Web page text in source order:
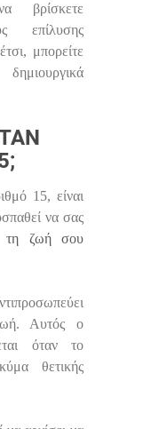
βρίσκετε
επίλυσης
μπορείτε
15, είναι
να σας
τη ζωή σου
Αυτός ο
όταν το
θετικής